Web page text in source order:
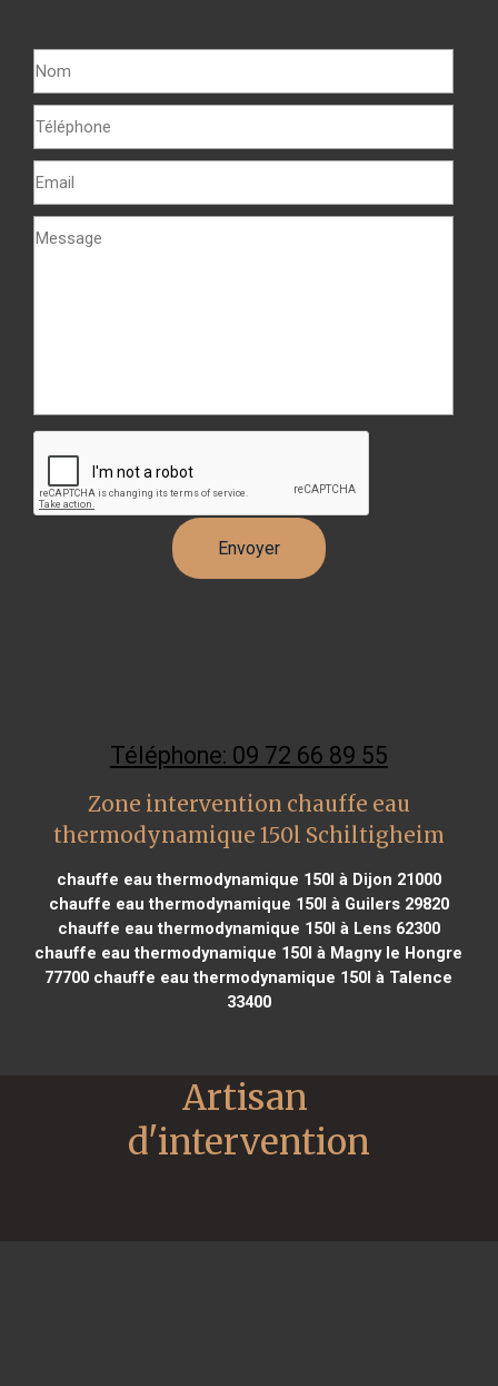
Téléphone: 09 72 66 89 55
Zone intervention chauffe eau
thermodynamique 150l Schiltigheim
chauffe eau thermodynamique 150l à Dijon 21000
chauffe eau thermodynamique 150l à Guilers 29820
chauffe eau thermodynamique 150l à Lens 62300
chauffe eau thermodynamique 150l à Magny le Hongre
77700 chauffe eau thermodynamique 150l à Talence
33400
Artisan
d'intervention